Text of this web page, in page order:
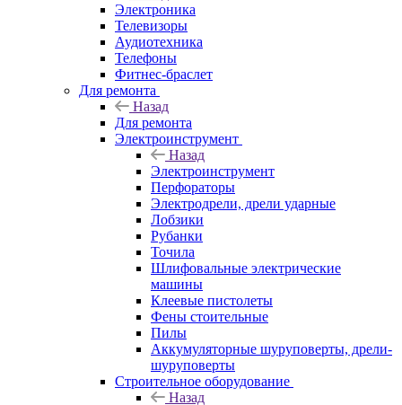
Электроника
Телевизоры
Аудиотехника
Телефоны
Фитнес-браслет
Для ремонта
Назад
Для ремонта
Электроинструмент
Назад
Электроинструмент
Перфораторы
Электродрели, дрели ударные
Лобзики
Рубанки
Точила
Шлифовальные электрические
машины
Клеевые пистолеты
Фены стоительные
Пилы
Аккумуляторные шуруповерты, дрели-
шуруповерты
Строительное оборудование
Назад